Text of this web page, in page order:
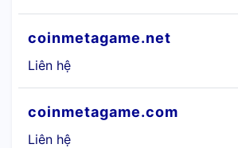
coinmetagame.net
Liên hệ
coinmetagame.com
Liên hệ